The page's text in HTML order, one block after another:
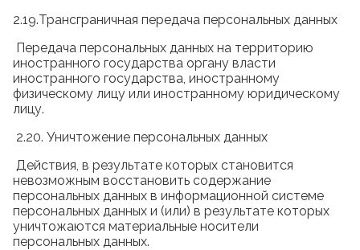
2.19.Трансграничная передача персональных данных
Передача персональных данных на территорию
иностранного государства органу власти
иностранного государства, иностранному
физическому лицу или иностранному юридическому
лицу.
2.20. Уничтожение персональных данных
Действия, в результате которых становится
невозможным восстановить содержание
персональных данных в информационной системе
персональных данных и (или) в результате которых
уничтожаются материальные носители
персональных данных.